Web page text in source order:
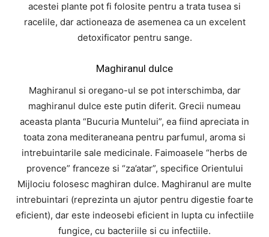
acestei plante pot fi folosite pentru a trata tusea si
racelile, dar actioneaza de asemenea ca un excelent
detoxificator pentru sange.
Maghiranul dulce
Maghiranul si oregano-ul se pot interschimba, dar
maghiranul dulce este putin diferit. Grecii numeau
aceasta planta “Bucuria Muntelui”, ea fiind apreciata in
toata zona mediteraneana pentru parfumul, aroma si
intrebuintarile sale medicinale. Faimoasele “herbs de
provence” franceze si “za’atar”, specifice Orientului
Mijlociu folosesc maghiran dulce. Maghiranul are multe
intrebuintari (reprezinta un ajutor pentru digestie foarte
eficient), dar este indeosebi eficient in lupta cu infectiile
fungice, cu bacteriile si cu infectiile.